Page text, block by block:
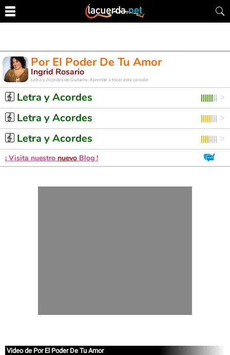
Por El Poder De Tu Amor
Ingrid Rosario
Letra y Acordes de Guitarra. Aprende a tocar esta canción
Letra y Acordes
Letra y Acordes
Letra y Acordes
¡ Visita nuestro nuevo Blog !
Video de Por El Poder De Tu Amor